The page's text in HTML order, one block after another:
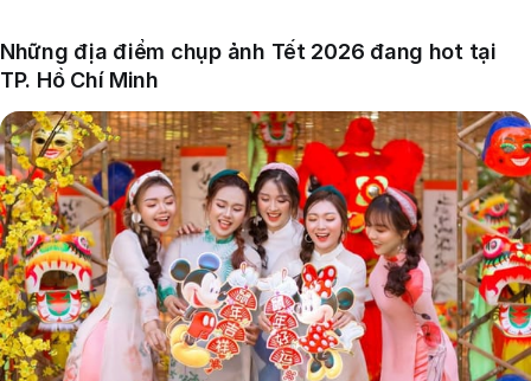
Những địa điểm chụp ảnh Tết 2026 đang hot tại
TP. Hồ Chí Minh